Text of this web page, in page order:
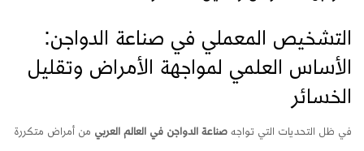
التشخيص المعملي في صناعة الدواجن:
الأساس العلمي لمواجهة الأمراض وتقليل
الخسائر
في ظل التحديات التي تواجه صناعة الدواجن في العالم العربي من أمراض متكررة